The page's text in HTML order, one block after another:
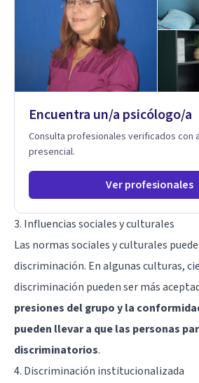
Encuentra un/a psicólogo/a
Consulta profesionales verificados con
presencial.
Ver profesionales
3. Influencias sociales y culturales
Las normas sociales y culturales
discriminación. En algunas culturas,
discriminación pueden ser más
presiones del grupo y la
pueden llevar a que las personas
discriminatorios.
4. Discriminación institucionalizada